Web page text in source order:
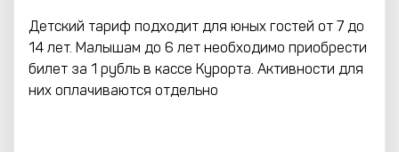
Детский тариф подходит для юных гостей от 7 до
14 лет. Малышам до 6 лет необходимо приобрести
билет за 1 рубль в кассе Курорта. Активности для
них оплачиваются отдельно